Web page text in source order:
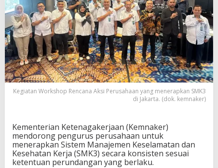
Kegiatan Workshop Rencana Aksi Perusahaan yang menerapkan SMK3
di Jakarta. (dok. kemnaker)
Kementerian Ketenagakerjaan (Kemnaker)
mendorong pengurus perusahaan untuk
menerapkan Sistem Manajemen Keselamatan dan
Kesehatan Kerja (SMK3) secara konsisten sesuai
ketentuan perundangan yang berlaku.